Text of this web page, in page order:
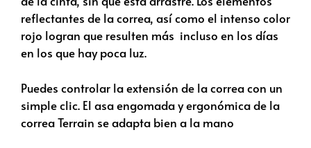
reflectantes de la correa, así como el intenso color
rojo logran que resulten más incluso en los días
en los que hay poca luz.
Puedes controlar la extensión de la correa con un
simple clic. El asa engomada y ergonómica de la
correa Terrain se adapta bien a la mano